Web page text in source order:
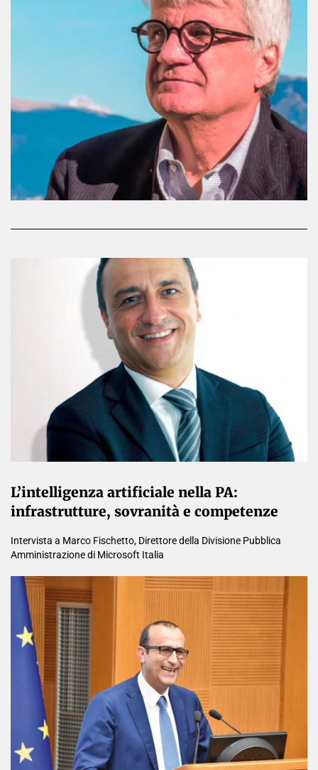
L’intelligenza artificiale nella PA:
infrastrutture, sovranità e competenze
Intervista a Marco Fischetto, Direttore della Divisione Pubblica
Amministrazione di Microsoft Italia